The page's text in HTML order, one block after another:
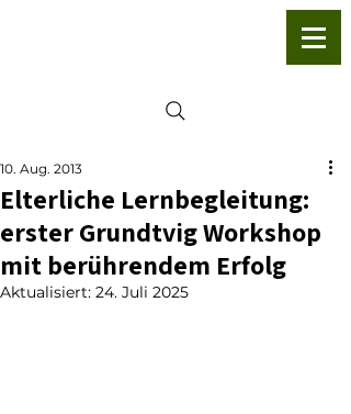
Elterliche Lernbegleitung:
erster Grundtvig Workshop
mit berührendem Erfolg
10. Aug. 2013
Aktualisiert: 24. Juli 2025